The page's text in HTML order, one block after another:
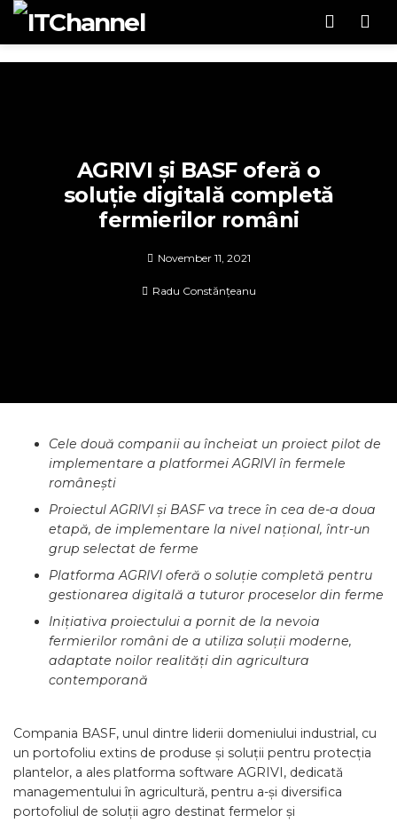
AGRIVI și BASF oferă o
soluție digitală completă
fermierilor români
November 11, 2021
Radu Constănțeanu
Cele două companii au încheiat un proiect pilot de
implementare a platformei AGRIVI în fermele
românești
Proiectul AGRIVI și BASF va trece în cea de-a doua
etapă, de implementare la nivel național, într-un
grup selectat de ferme
Platforma AGRIVI oferă o soluție completă pentru
gestionarea digitală a tuturor proceselor din ferme
Inițiativa proiectului a pornit de la nevoia
fermierilor români de a utiliza soluții moderne,
adaptate noilor realități din agricultura
contemporană
Compania BASF, unul dintre liderii domeniului industrial, cu
un portofoliu extins de produse și soluții pentru protecția
plantelor, a ales platforma software AGRIVI, dedicată
managementului în agricultură, pentru a-și diversifica
portofoliul de soluții agro destinat fermelor și